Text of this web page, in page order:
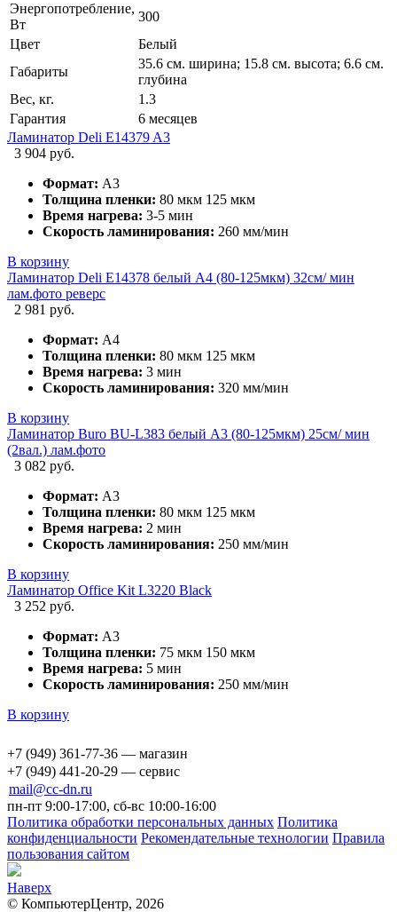
Энергопотребление,
Вт
300
Цвет
Белый
Габариты
35.6 см. ширина; 15.8 см. высота; 6.6 см.
глубина
Вес, кг.
1.3
Гарантия
6 месяцев
Ламинатор Deli E14379 A3
3 904 руб.
Формат: А3
Толщина пленки: 80 мкм 125 мкм
Время нагрева: 3-5 мин
Скорость ламинирования: 260 мм/мин
В корзину
Ламинатор Deli E14378 белый A4 (80-125мкм) 32см/ мин
лам.фото реверс
2 981 руб.
Формат: А4
Толщина пленки: 80 мкм 125 мкм
Время нагрева: 3 мин
Скорость ламинирования: 320 мм/мин
В корзину
Ламинатор Buro BU-L383 белый A3 (80-125мкм) 25см/ мин
(2вал.) лам.фото
3 082 руб.
Формат: А3
Толщина пленки: 80 мкм 125 мкм
Время нагрева: 2 мин
Скорость ламинирования: 250 мм/мин
В корзину
Ламинатор Office Kit L3220 Black
3 252 руб.
Формат: А3
Толщина пленки: 75 мкм 150 мкм
Время нагрева: 5 мин
Скорость ламинирования: 250 мм/мин
В корзину
+7 (949) 361-77-36 — магазин
+7 (949) 441-20-29 — сервис
mail@cc-dn.ru
пн-пт 9:00-17:00, сб-вс 10:00-16:00
Политика обработки персональных данных Политика
конфиденциальности Рекомендательные технологии Правила
пользования сайтом
Наверх
© КомпьютерЦентр, 2026